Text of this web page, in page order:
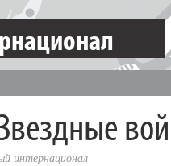
интернационал